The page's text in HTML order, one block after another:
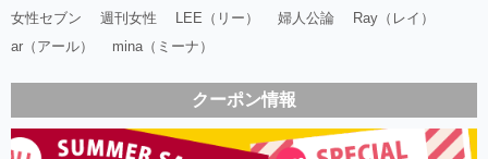
女性セブン
週刊女性 LEE（リー） 婦人公論
Ray（レイ）
ar（アール）
mina（ミーナ）
クーポン情報